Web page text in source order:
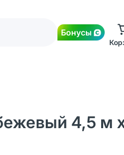
Бонусы
4,5 м